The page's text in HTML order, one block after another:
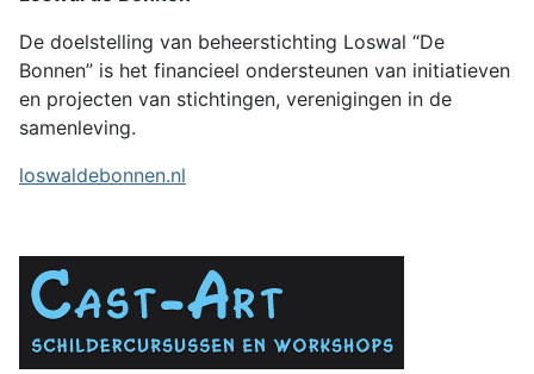
De doelstelling van beheerstichting Loswal “De
Bonnen” is het financieel ondersteunen van initiatieven
en projecten van stichtingen, verenigingen in de
samenleving.
loswaldebonnen.nl